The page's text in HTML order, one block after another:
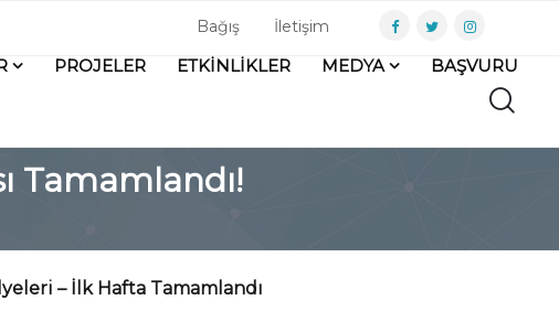
Bağış İletişim
PROJELER ETKİNLİKLER MEDYA BAŞVURU
Tamamlandı!
– İlk Hafta Tamamlandı